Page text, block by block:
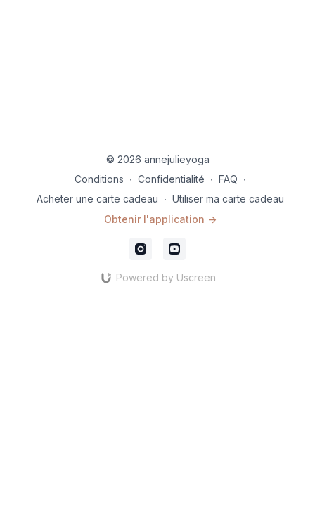
© 2026 annejulieyoga
Conditions ∙ Confidentialité ∙ FAQ ∙
Acheter une carte cadeau ∙ Utiliser ma carte cadeau
Obtenir l'application ->
Powered by Uscreen